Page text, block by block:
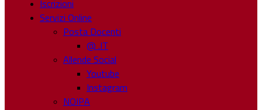
Iscrizioni
Servizi Online
Posta Docenti
@ .IT
Allende Social
Youtube
Instagram
NOIPA